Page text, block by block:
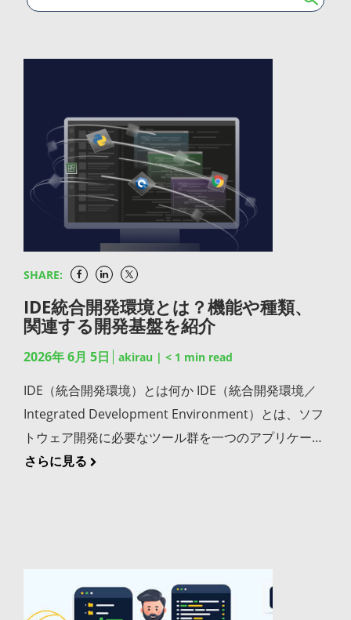
SHARE:
IDE統合開発環境とは？機能や種類、
関連する開発基盤を紹介
2026年 6月 5日 akirau | < 1 min read
IDE（統合開発環境）とは何か IDE（統合開発環境／
Integrated Development Environment）とは、ソフ
トウェア開発に必要なツール群を一つのアプリケーシ
ョンに統合し、コーディングからビルド、テスト、デ
に向上しました。テキストエディタやコードエディタ
さらに見る